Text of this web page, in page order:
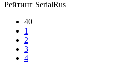
Рейтинг SerialRus
40
1
2
3
4